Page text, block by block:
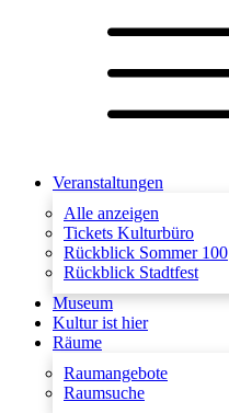
Veranstaltungen
Alle anzeigen
Tickets Kulturbüro
Rückblick Sommer 100
Rückblick Stadtfest
Museum
Kultur ist hier
Räume
Raumangebote
Raumsuche